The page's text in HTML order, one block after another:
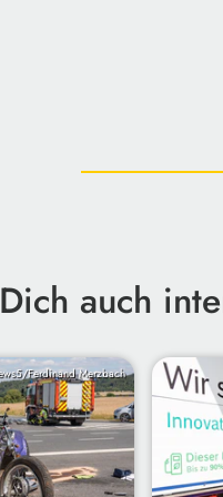
auch
Ferdinand Merzbach